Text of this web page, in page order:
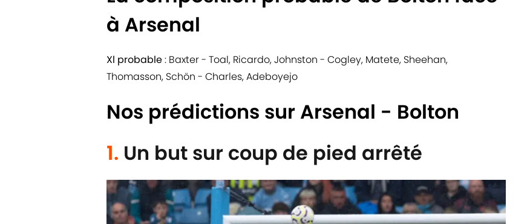
à Arsenal
Xl probable: Baxter - Toal, Ricardo, Johnston - Cogley, Matete, Sheehan,
Thomasson, Schön - Charles, Adeboyejo
Nos prédictions sur Arsenal - Bolton
1. Un but sur coup de pied arrêté